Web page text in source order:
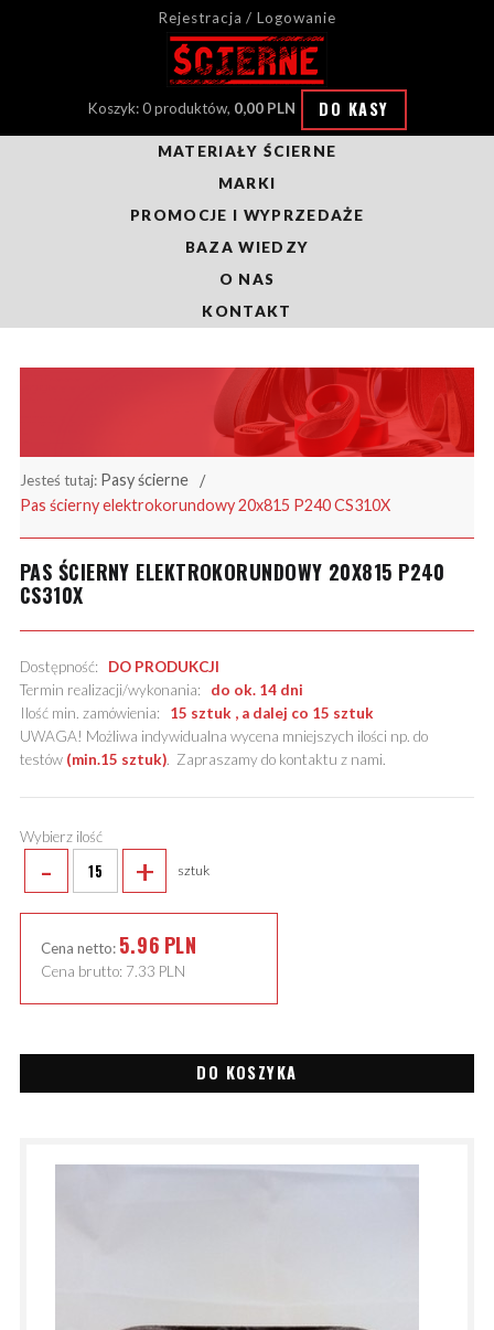
Rejestracja / Logowanie
Koszyk: 0 produktów, 0,00 PLN DO KASY
MATERIAŁY ŚCIERNE
MARKI
PROMOCJE I WYPRZEDAŻE
BAZA WIEDZY
O NAS
KONTAKT
Jesteś tutaj: Pasy ścierne
Pas ścierny elektrokorundowy 20x815 P240 CS310X
PAS ŚCIERNY ELEKTROKORUNDOWY 20X815 P240
CS310X
Dostępność: DO PRODUKCJI
Termin realizacji/wykonania: do ok. 14 dni
Ilość min. zamówienia: 15 sztuk , a dalej co 15 sztuk
UWAGA! Możliwa indywidualna wycena mniejszych ilości np. do
testów (min.15 sztuk). Zapraszamy do kontaktu z nami.
Wybierz ilość
- + sztuk
Cena netto: 5.96 PLN
Cena brutto: 7.33 PLN
DO KOSZYKA